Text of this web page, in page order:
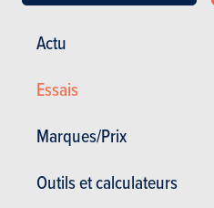
Actu
Essais
Marques/Prix
Outils et calculateurs
deux modèles "cousins".
tirée. Le 8 parait donc